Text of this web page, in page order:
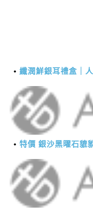
纖潤鮮銀耳禮盒｜
特價 銀沙黑曜石貔